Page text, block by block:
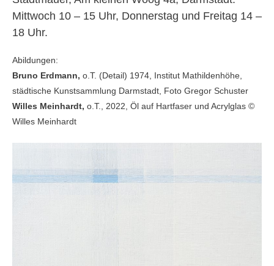
Mittwoch 10 – 15 Uhr, Donnerstag und Freitag 14 –
18 Uhr.
Abildungen:
Bruno Erdmann, o.T. (Detail) 1974, Institut Mathildenhöhe,
städtische Kunstsammlung Darmstadt, Foto Gregor Schuster
Willes Meinhardt, o.T., 2022, Öl auf Hartfaser und Acrylglas ©
Willes Meinhardt